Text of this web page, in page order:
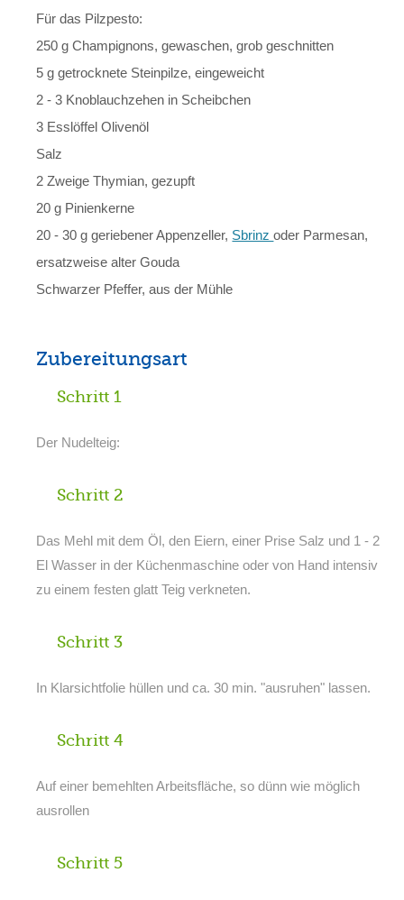
Für das Pilzpesto:
250 g Champignons, gewaschen, grob geschnitten
5 g getrocknete Steinpilze, eingeweicht
2 - 3 Knoblauchzehen in Scheibchen
3 Esslöffel Olivenöl
Salz
2 Zweige Thymian, gezupft
20 g Pinienkerne
20 - 30 g geriebener Appenzeller, Sbrinzoder Parmesan,
ersatzweise alter Gouda
Schwarzer Pfeffer, aus der Mühle
Zubereitungsart
Schritt 1
Der Nudelteig:
Schritt 2
Das Mehl mit dem Öl, den Eiern, einer Prise Salz und 1 - 2
El Wasser in der Küchenmaschine oder von Hand intensiv
zu einem festen glatt Teig verkneten.
Schritt 3
In Klarsichtfolie hüllen und ca. 30 min. "ausruhen" lassen.
Schritt 4
Auf einer bemehlten Arbeitsfläche, so dünn wie möglich
ausrollen
Schritt 5